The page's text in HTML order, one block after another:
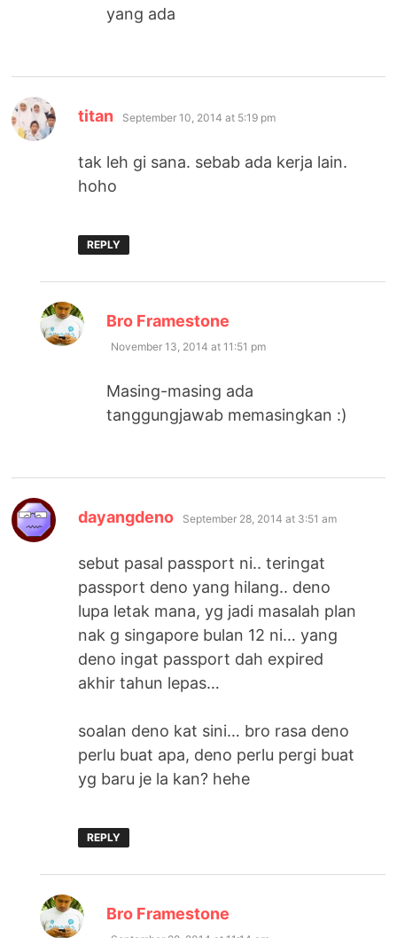
yang ada
titan says:
September 10, 2014 at 5:19 pm
tak leh gi sana. sebab ada kerja lain.
hoho
REPLY
Bro Framestone
November 13, 2014 at 11:51 pm
Masing-masing ada
tanggungjawab memasingkan :)
dayangdeno says:
September 28, 2014 at 3:51 am
sebut pasal passport ni.. teringat
passport deno yang hilang.. deno
lupa letak mana, yg jadi masalah plan
nak g singapore bulan 12 ni… yang
deno ingat passport dah expired
akhir tahun lepas…
soalan deno kat sini… bro rasa deno
perlu buat apa, deno perlu pergi buat
yg baru je la kan? hehe
REPLY
Bro Framestone